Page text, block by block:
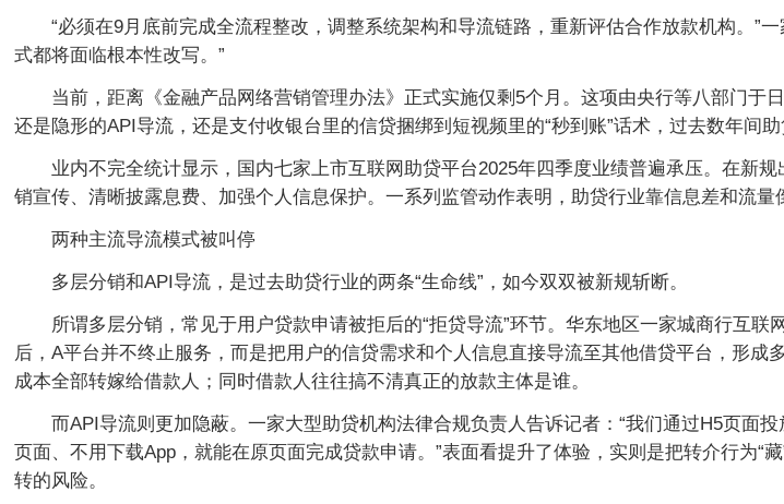
“必须在9月底前完成全流程整改，调整系统架构和导流链路，重新评估合作放款机构。”
式都将面临根本性改写。”
当前，距离《金融产品网络营销管理办法》正式实施仅剩5个月。这项由央行等八部门于
还是隐形的API导流，还是支付收银台里的信贷捆绑到短视频里的“秒到账”话术，过去数年间
业内不完全统计显示，国内七家上市互联网助贷平台2025年四季度业绩普遍承压。在新
销宣传、清晰披露息费、加强个人信息保护。一系列监管动作表明，助贷行业靠信息差和流量
两种主流导流模式被叫停
多层分销和API导流，是过去助贷行业的两条“生命线”，如今双双被新规斩断。
所谓多层分销，常见于用户贷款申请被拒后的“拒贷导流”环节。华东地区一家城商行互
后，A平台并不终止服务，而是把用户的信贷需求和个人信息直接导流至其他借贷平台，形
成本全部转嫁给借款人；同时借款人往往搞不清真正的放款主体是谁。
而API导流则更加隐蔽。一家大型助贷机构法律合规负责人告诉记者：“我们通过H5页面
页面、不用下载App，就能在原页面完成贷款申请。”表面看提升了体验，实则是把转介行为
转的风险。